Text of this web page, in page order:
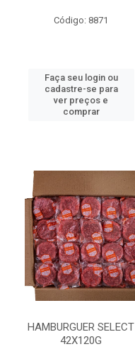
Código: 8871
Faça seu login ou
cadastre-se para
ver preços e
comprar
HAMBURGUER SELECT
42X120G